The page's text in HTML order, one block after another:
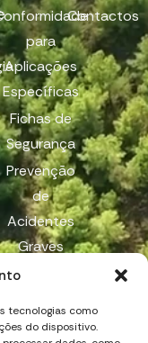
tecnologias como
do dispositivo.
para
Aplicações
Específicas
Fichas de
Segurança
Prevenção
de
Acidentes
Graves
Denúncia
Contactos